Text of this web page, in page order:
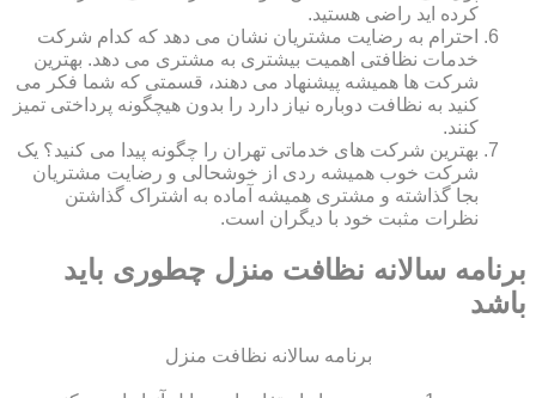
کرده اید راضی هستید.
احترام به رضایت مشتریان نشان می دهد که کدام شرکت
خدمات نظافتی اهمیت بیشتری به مشتری می دهد. بهترین
شرکت ها همیشه پیشنهاد می دهند، قسمتی که شما فکر می
کنید به نظافت دوباره نیاز دارد را بدون هیچگونه پرداختی تمیز
کنند.
بهترین شرکت های خدماتی تهران را چگونه پیدا می کنید؟ یک
شرکت خوب همیشه ردی از خوشحالی و رضایت مشتریان
بجا گذاشته و مشتری همیشه آماده به اشتراک گذاشتن
نظرات مثبت خود با دیگران است.
برنامه سالانه نظافت منزل چطوری باید
باشد
برنامه سالانه نظافت منزل